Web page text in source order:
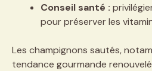
Conseil santé :
pour préserver les
Les champignons sautés,
tendance gourmande